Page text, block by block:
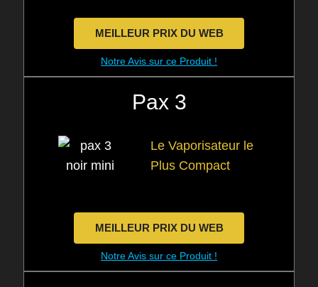
MEILLEUR PRIX DU WEB
Notre Avis sur ce Produit !
Pax 3
Le Vaporisateur le
Plus Compact
MEILLEUR PRIX DU WEB
Notre Avis sur ce Produit !